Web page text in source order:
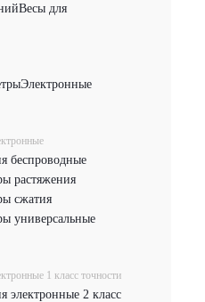
Весы для
Электронные
беспроводные
растяжения
сжатия
универсальные
1 класс точности
электронные 2 класс